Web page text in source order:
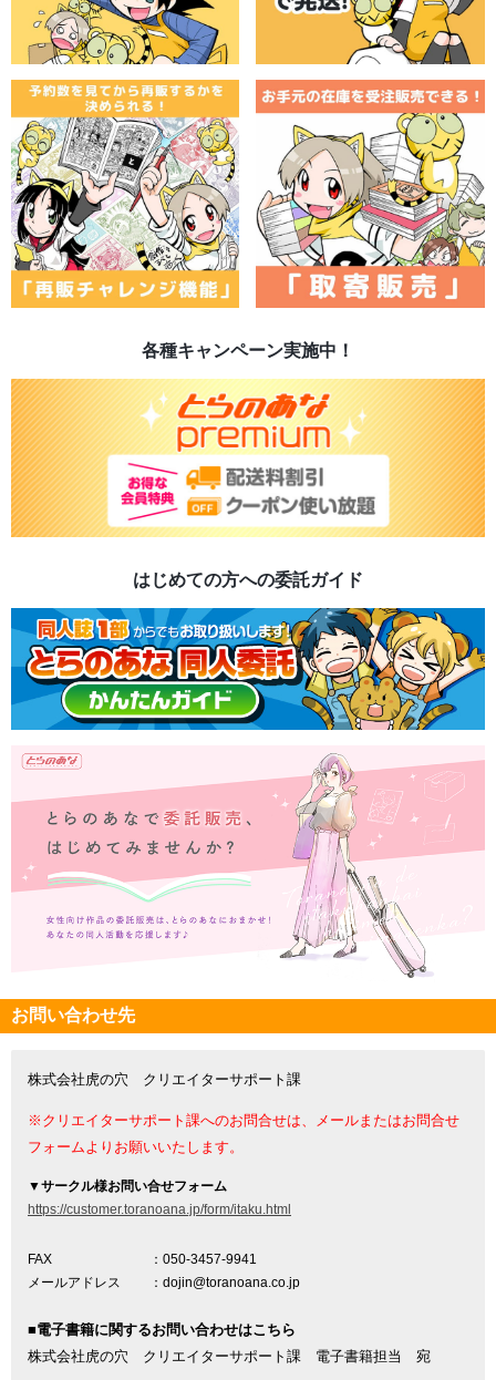
各種キャンペーン実施中！
はじめての方への委託ガイド
お問い合わせ先
株式会社虎の穴 クリエイターサポート課
※クリエイターサポート課へのお問合せは、メールまたはお問合せ
フォームよりお願いいたします。
▼サークル様お問い合せフォーム
https://customer.toranoana.jp/form/itaku.html
FAX
：050-3457-9941
メールアドレス
：dojin@toranoana.co.jp
■電子書籍に関するお問い合わせはこちら
株式会社虎の穴 クリエイターサポート課 電子書籍担当 宛